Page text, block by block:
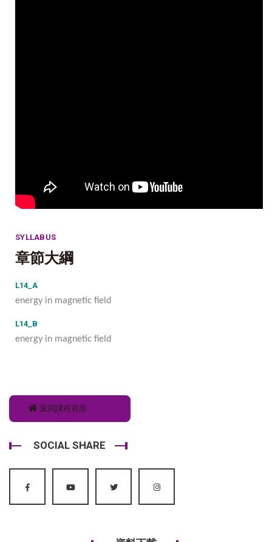
SYLLABUS
章節大綱
L14_A
energy in magnetic field
L14_B
energy in magnetic field
返回課程頁面
SOCIAL SHARE